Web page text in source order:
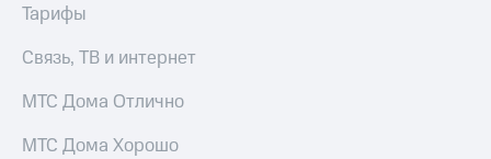
Тарифы
Связь, ТВ и интернет
МТС Дома Отлично
МТС Дома Хорошо